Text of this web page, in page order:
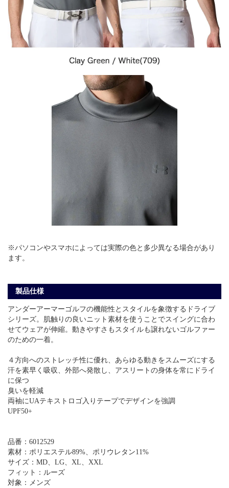
※パソコンやスマホによっては実際の色と多少異なる場合があり
ます。
製品仕様
アンダーアーマーゴルフの機能性とスタイルを象徴するドライブ
シリーズ。肌触りの良いニット素材を使うことでスイングに合わ
せてウェアが伸縮。動きやすさもスタイルも譲れないゴルファー
のための一着。
４方向へのストレッチ性に優れ、あらゆる動きをスムーズにする
汗を素早く吸収、外部へ発散し、アスリートの身体を常にドライ
に保つ
臭いを軽減
両袖にUAテキストロゴ入りテープでデザインを強調
UPF50+
品番：6012529
素材：ポリエステル89%、ポリウレタン11%
サイズ：MD、LG、XL、XXL
フィット：ルーズ
対象：メンズ